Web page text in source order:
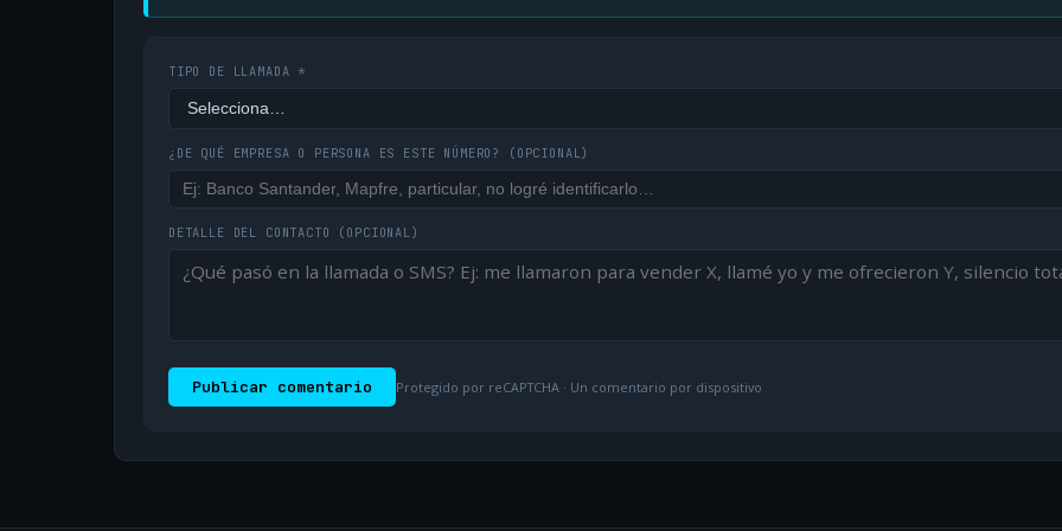
TIPO DE LLAMADA *
¿DE QUÉ EMPRESA O PERSONA ES ESTE NÚMERO? (OPCIONAL)
DETALLE DEL CONTACTO (OPCIONAL)
Publicar comentario Protegido por reCAPTCHA · Un comentario por dispositivo